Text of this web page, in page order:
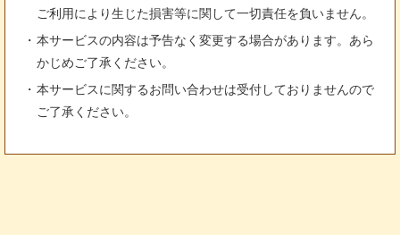
ご利用により生じた損害等に関して一切責任を負いません。
本サービスの内容は予告なく変更する場合があります。あら
かじめご了承ください。
本サービスに関するお問い合わせは受付しておりませんので
ご了承ください。